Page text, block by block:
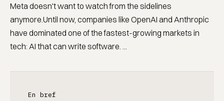
Meta doesn't want to watch from the sidelines
anymore.Until now, companies like OpenAI and Anthropic
have dominated one of the fastest-growing markets in
tech: AI that can write software. ...
En bref